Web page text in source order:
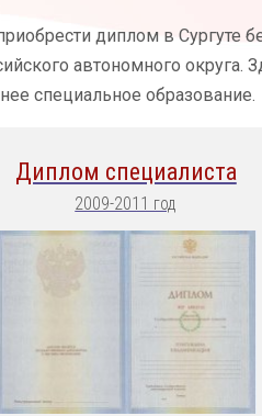
диплом в Сургуте
автономного округа.
специальное образование.
Диплом специалиста
2009-2011 год